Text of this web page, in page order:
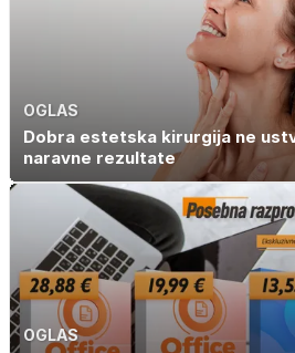
OGLAS
Dobra estetska kirurgija ne
naravne rezultate
OGLAS